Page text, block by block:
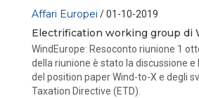
Affari Europei / 01-10-2019
Electrification working group di
WindEurope: Resoconto riunione 1
della riunione è stato la discussione
del position paper Wind-to-X e degli
Taxation Directive (ETD).